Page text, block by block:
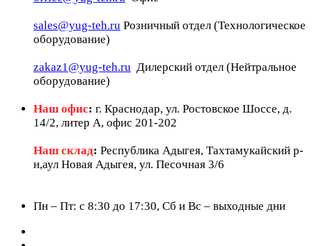
sales@yug-teh.ru Розничный отдел (Технологическое
оборудование)
zakaz1@yug-teh.ru Дилерский отдел (Нейтральное
оборудование)
Наш офис: г. Краснодар, ул. Ростовское Шоссе, д.
14/2, литер А, офис 201-202
Наш склад: Республика Адыгея, Тахтамукайский р-
н,аул Новая Адыгея, ул. Песочная 3/6
Пн – Пт: c 8:30 до 17:30, Сб и Вс – выходные дни